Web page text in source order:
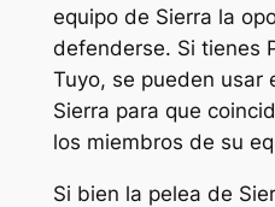
equipo de Sierra la
defenderse. Si tienes
Tuyo, se pueden usar
Sierra para que
los miembros de su
Si bien la pelea de